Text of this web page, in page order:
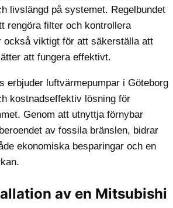
livslängd på systemet. Regelbundet
rengöra filter och kontrollera
också viktigt för att säkerställa att
att fungera effektivt.
erbjuder luftvärmepumpar i Göteborg
kostnadseffektiv lösning för
Genom att utnyttja förnybar
av fossila bränslen, bidrar
ekonomiska besparingar och en
av en Mitsubishi